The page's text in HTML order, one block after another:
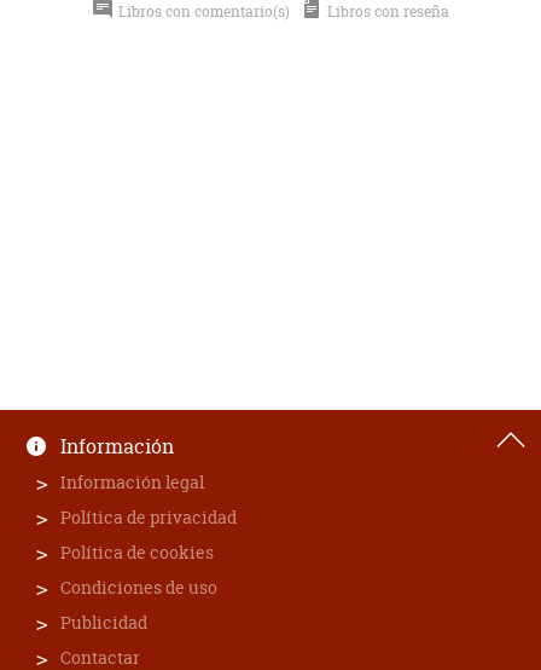
Libros con comentario(s) Libros con reseña
Información
Información legal
Política de privacidad
Política de cookies
Condiciones de uso
Publicidad
Contactar